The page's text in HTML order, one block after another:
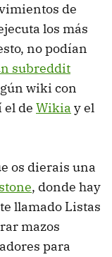
de
los más
no podían
subreddit
wiki con
el de Wikia y el
os dierais una
, donde hay
llamado Listas
mazos
para